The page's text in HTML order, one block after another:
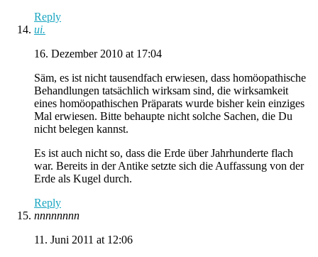
Reply
ui.
16. Dezember 2010 at 17:04
Säm, es ist nicht tausendfach erwiesen, dass homöopathische
Behandlungen tatsächlich wirksam sind, die wirksamkeit
eines homöopathischen Präparats wurde bisher kein einziges
Mal erwiesen. Bitte behaupte nicht solche Sachen, die Du
nicht belegen kannst.
Es ist auch nicht so, dass die Erde über Jahrhunderte flach
war. Bereits in der Antike setzte sich die Auffassung von der
Erde als Kugel durch.
Reply
nnnnnnnn
11. Juni 2011 at 12:06